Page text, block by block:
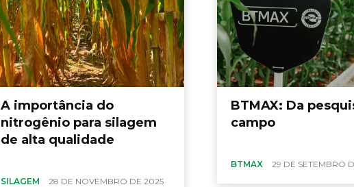
A importância do
nitrogênio para silagem
de alta qualidade
SILAGEM 28 DE NOVEMBRO DE 2025
BTMAX: Da
campo
BTMAX 29 DE SETEMBRO